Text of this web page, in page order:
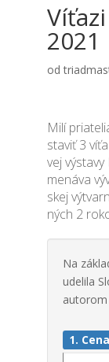
2021
od
Milí
sta­viť 3
vej
me­ná­va
skej
ných 2
Na
ude­li­la
auto­rom
1.